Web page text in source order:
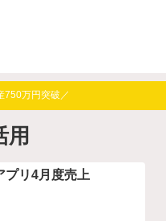
750万円突破／
用
プリ4月度売上